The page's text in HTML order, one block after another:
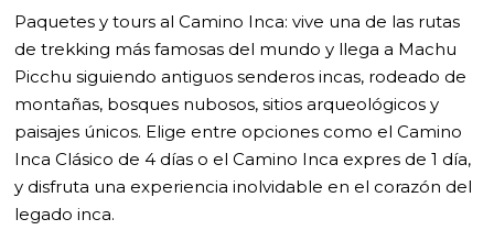
Paquetes y tours al Camino Inca: vive una de las rutas
de trekking más famosas del mundo y llega a Machu
Picchu siguiendo antiguos senderos incas, rodeado de
montañas, bosques nubosos, sitios arqueológicos y
paisajes únicos. Elige entre opciones como el Camino
Inca Clásico de 4 días o el Camino Inca expres de 1 día,
y disfruta una experiencia inolvidable en el corazón del
legado inca.